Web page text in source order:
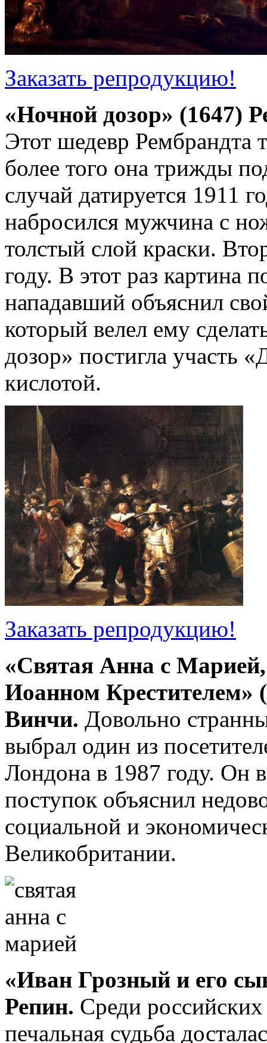
Заказать репродукцию!
«Ночной дозор» (1647)
Этот шедевр Рембрандта
более того она трижды
случай датируется 1911
набросился мужчина с
толстый слой краски.
году. В этот раз картина
нападавший объяснил
который велел ему
дозор» постигла участь
кислотой.
Заказать репродукцию!
«Святая Анна с
Иоанном Крестителем»
Винчи. Довольно
выбрал один из
Лондона в 1987 году. Он
поступок объяснил
социальной и
Великобритании.
«Иван Грозный и его
Репин. Среди
печальная судьба